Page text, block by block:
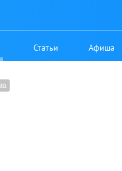
Статьи Афиша